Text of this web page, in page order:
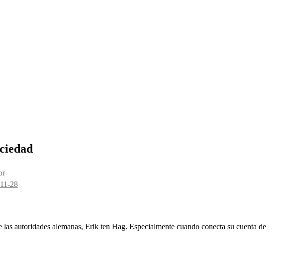
28
autoridades alemanas, Erik ten Hag. Especialmente cuando conecta su cuenta de